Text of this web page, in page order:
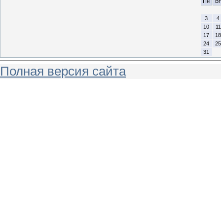
3
4
10
11
17
18
24
25
31
Полная версия сайта